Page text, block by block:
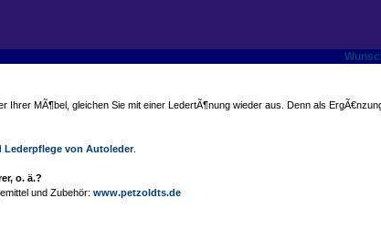
MÃ¶bel, gleichen Sie mit einer LedertÃ¶nung wieder aus. Denn als
von Autoleder.
o. ä.?
und Zubehör: www.petzoldts.de